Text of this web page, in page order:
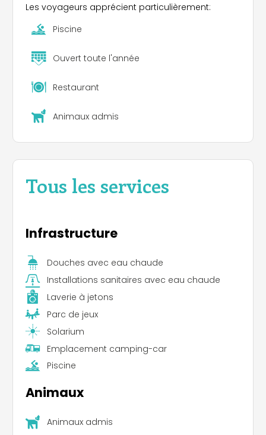
Les voyageurs apprécient particulièrement:
Piscine
Ouvert toute l'année
Restaurant
Animaux admis
Tous les services
Infrastructure
Douches avec eau chaude
Installations sanitaires avec eau chaude
Laverie à jetons
Parc de jeux
Solarium
Emplacement camping-car
Piscine
Animaux
Animaux admis